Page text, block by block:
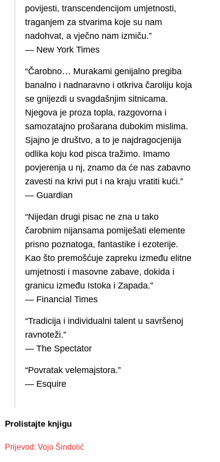
povijesti, transcendencijom umjetnosti,
traganjem za stvarima koje su nam
nadohvat, a vječno nam izmiču.”
— New York Times
“Čarobno… Murakami genijalno pregiba
banalno i nadnaravno i otkriva čaroliju koja
se gnijezdi u svagdašnjim sitnicama.
Njegova je proza topla, razgovorna i
samozatajno prošarana dubokim mislima.
Sjajno je društvo, a to je najdragocjenija
odlika koju kod pisca tražimo. Imamo
povjerenja u nj, znamo da će nas zabavno
zavesti na krivi put i na kraju vratiti kući.”
— Guardian
“Nijedan drugi pisac ne zna u tako
čarobnim nijansama pomiješati elemente
prisno poznatoga, fantastike i ezoterije.
Kao što premošćuje zapreku između elitne
umjetnosti i masovne zabave, dokida i
granicu između Istoka i Zapada.”
— Financial Times
“Tradicija i individualni talent u savršenoj
ravnoteži.”
— The Spectator
“Povratak velemajstora.”
— Esquire
Prolistajte knjigu
Prijevod: Vojo Šindolić